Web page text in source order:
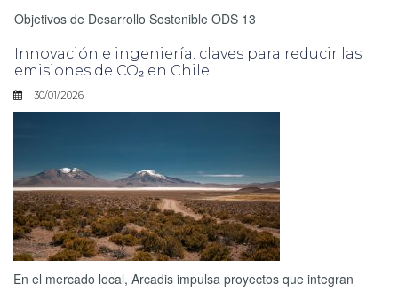
Objetivos de Desarrollo Sostenible ODS 13
Innovación e ingeniería: claves para reducir las
emisiones de CO₂ en Chile
30/01/2026
En el mercado local, Arcadis impulsa proyectos que integran